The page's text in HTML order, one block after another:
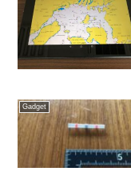
Gadget